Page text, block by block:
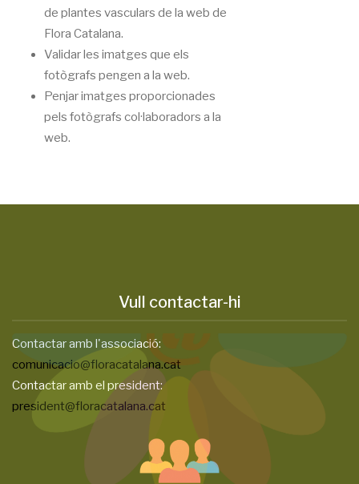
de plantes vasculars de la web de
Flora Catalana.
Validar les imatges que els
fotògrafs pengen a la web.
Penjar imatges proporcionades
pels fotògrafs col·laboradors a la
web.
Vull contactar-hi
Contactar amb l'associació:
comunicacio@floracatalana.cat
Contactar amb el president:
president@floracatalana.cat